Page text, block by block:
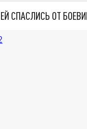
СПАСЛИСЬ ОТ